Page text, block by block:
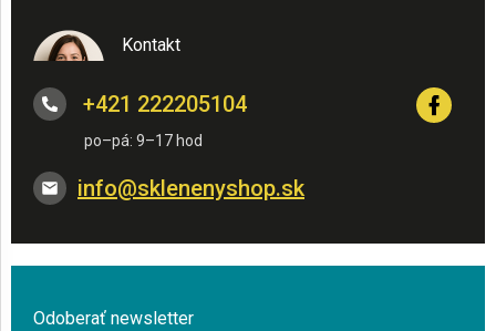
Kontakt
info@sklenenyshop.sk
+421 222205104
Odoberať newsletter